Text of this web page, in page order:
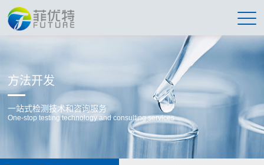
方法开发
一站式检测技术和咨询服务
One-stop testing technology and consulting services